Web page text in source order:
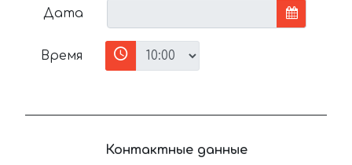
Дата
Время
Контактные данные